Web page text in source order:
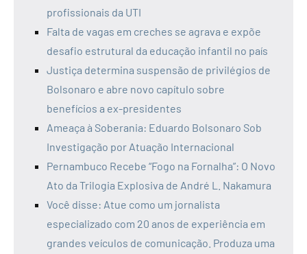
profissionais da UTI
Falta de vagas em creches se agrava e expõe
desafio estrutural da educação infantil no país
Justiça determina suspensão de privilégios de
Bolsonaro e abre novo capítulo sobre
benefícios a ex-presidentes
Ameaça à Soberania: Eduardo Bolsonaro Sob
Investigação por Atuação Internacional
Pernambuco Recebe “Fogo na Fornalha”: O Novo
Ato da Trilogia Explosiva de André L. Nakamura
Você disse: Atue como um jornalista
especializado com 20 anos de experiência em
grandes veículos de comunicação. Produza uma